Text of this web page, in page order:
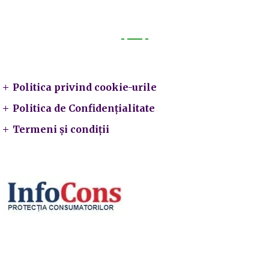
Politica privind cookie-urile
Politica de Confidențialitate
Termeni și condiții